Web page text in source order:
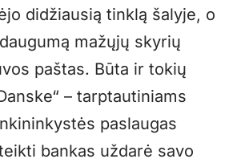
didžiausią tinklą šalyje, o
mažųjų skyrių
paštas. Būta ir tokių
– tarptautiniams
paslaugas
bankas uždarė savo